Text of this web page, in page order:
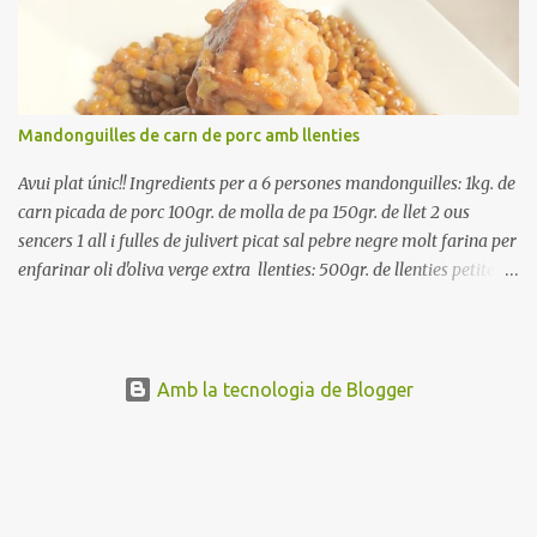
ben escorreguts, en un bol, amb la resta d'ingredients: les tomates,
el pebrot, la ceba, (escorreguda), les olives i la tonyina esmicolada.
Amaniu amb sal i oli... bon profit!!
Mandonguilles de carn de porc amb llenties
Avui plat únic!! Ingredients per a 6 persones mandonguilles: 1kg. de
carn picada de porc 100gr. de molla de pa 150gr. de llet 2 ous
sencers 1 all i fulles de julivert picat sal pebre negre molt farina per
enfarinar oli d'oliva verge extra llenties: 500gr. de llenties petites
entre 40 i 50 minuts. Poseu la carn picada en un bol i barregeu-la
Amb la tecnologia de Blogger